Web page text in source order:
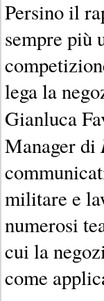
Persino il
sempre più
lega la
Gianluca
Manager di
militare e
numerosi
cui la
come